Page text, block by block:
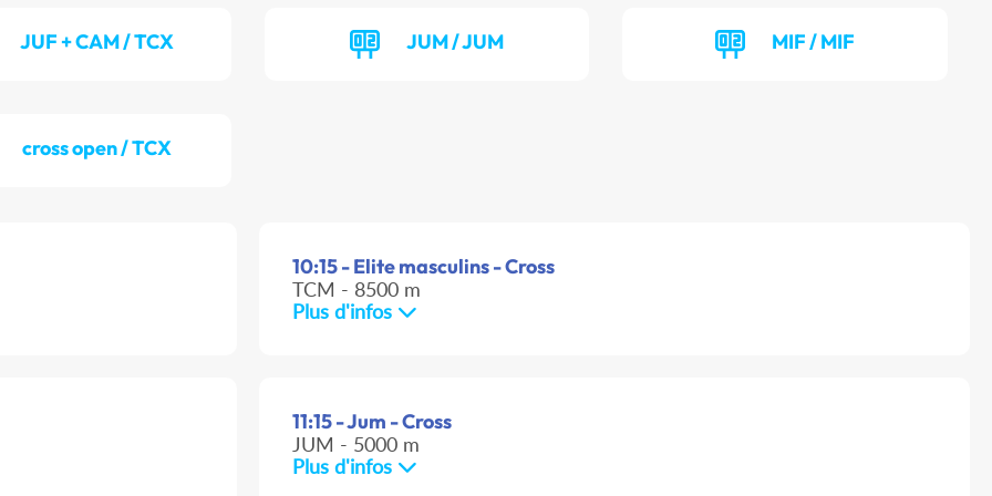
JUF + CAM / TCX JUM / JUM MIF / MIF
cross open / TCX
10:15 - Elite masculins - Cross
TCM - 8500 m
Plus d'infos
11:15 - Jum - Cross
JUM - 5000 m
Plus d'infos